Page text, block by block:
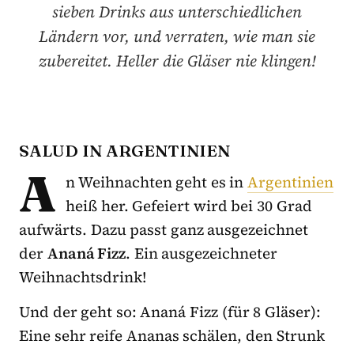
sieben Drinks aus unterschiedlichen
Ländern vor, und verraten, wie man sie
zubereitet. Heller die Gläser nie klingen!
SALUD IN ARGENTINIEN
A n Weihnachten geht es inArgentinien
heiß her. Gefeiert wird bei 30 Grad
aufwärts. Dazu passt ganz ausgezeichnet
derAnaná Fizz. Ein ausgezeichneter
Weihnachtsdrink!
Und der geht so: Ananá Fizz (für 8 Gläser):
Eine sehr reife Ananas schälen, den Strunk